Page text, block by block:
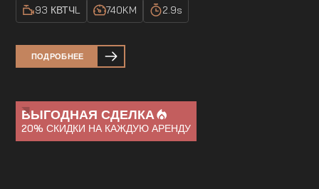
93 КВТЧL 740KM 2.9s
ПОДРОБНЕЕ
ВЫГОДНАЯ СДЕЛКА
20% СКИДКИ НА КАЖДУЮ АРЕНДУ